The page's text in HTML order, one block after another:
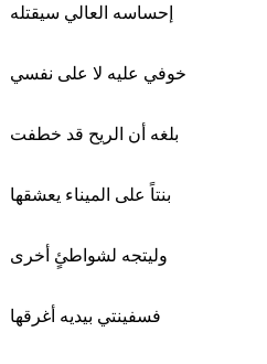
إحساسه العالي سيقتله
خوفي عليه لا على نفسي
بلغه أن الريح قد خطفت
بنتاً على الميناء يعشقها
وليتجه لشواطئٍ أخرى
فسفينتي بيديه أغرقها